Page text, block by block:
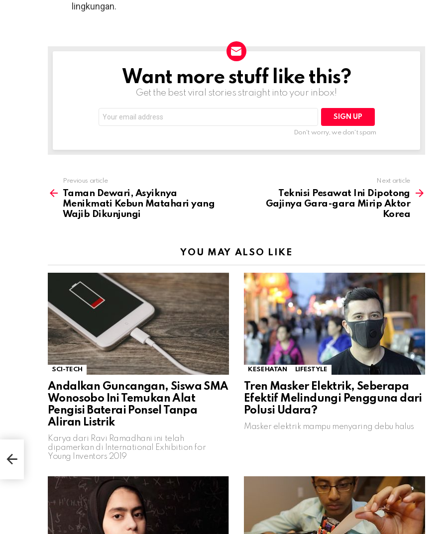
lingkungan.
NEWSLETTERWant more stuff like this?
Get the best viral stories straight into your inbox!
address:
Don't worry, we don't spam
more
Previous article
Taman Dewari, Asyiknya
Menikmati Kebun Matahari yang
Wajib Dikunjungi
Next article
Teknisi Pesawat Ini Dipotong
Gajinya Gara-gara Mirip Aktor
Korea
YOU MAY ALSO LIKE
SCI-TECH
Andalkan Guncangan, Siswa SMA
Wonosobo Ini Temukan Alat
Pengisi Baterai Ponsel Tanpa
Aliran Listrik
Karya dari Ravi Ramadhani ini telah
dipamerkan di International Exhibition for
Young Inventors 2019
KESEHATAN LIFESTYLE
Tren Masker Elektrik, Seberapa
Efektif Melindungi Pengguna dari
Polusi Udara?
Masker elektrik mampu menyaring debu halus